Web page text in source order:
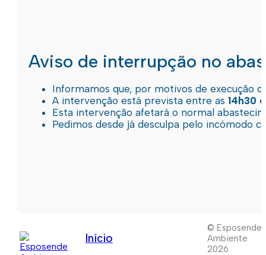
Aviso de interrupção no
Informamos que, por motivos de execução
A intervenção está prevista entre as 14h30
Esta intervenção afetará o normal
Pedimos desde já desculpa pelo incómodo
Início
© Esposende
Ambiente
2026